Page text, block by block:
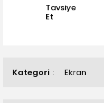
Kategori Ekran
Tavsiye
Et